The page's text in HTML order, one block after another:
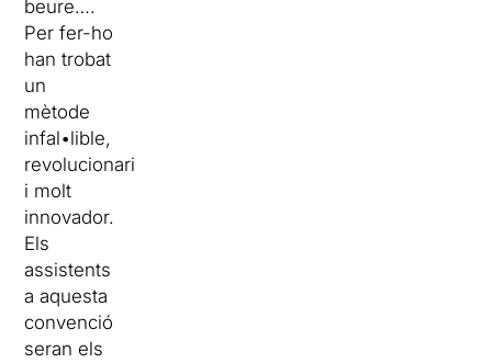
beure….
Per fer-ho
han trobat
un
mètode
infal•lible,
revolucionari
i molt
innovador.
Els
assistents
a aquesta
convenció
seran els